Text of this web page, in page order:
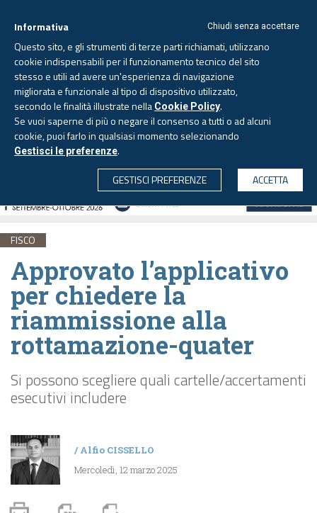
CERCA
Domenica, 9 agosto 2026
FISCO
Approvato l’applicativo
per chiedere la
riammissione alla
rottamazione-quater
Si possono scegliere quali cartelle/accertamenti
esecutivi includere
/Alfio CISSELLO
Mercoledì, 12 marzo 2025
Chiudi senza accettare
Informativa
Questo sito, e gli strumenti di terze parti richiamati, utilizzano
cookie indispensabili per il funzionamento tecnico del sito
stesso e utili ad avere un'esperienza di navigazione
migliorata e funzionale al tipo di dispositivo utilizzato,
secondo le finalità illustrate nella Cookie Policy.
Se vuoi saperne di più o negare il consenso a tutti o ad alcuni
cookie, puoi farlo in qualsiasi momento selezionando
Gestisci le preferenze.
GESTISCI PREFERENZE
ACCETTA